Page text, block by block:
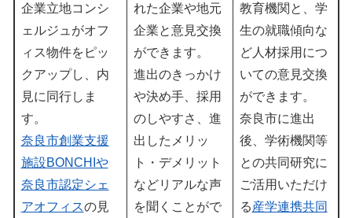
企業立地コンシ
ェルジュがオフ
ィス物件をピッ
クアップし、内
見に同行しま
す。
奈良市創業支援
施設BONCHIや
奈良市認定シェ
アオフィスの見
れた企業や地元
企業と意見交換
ができます。
進出のきっかけ
や決め手、採用
のしやすさ、進
出したメリッ
ト・デメリット
などリアルな声
を聞くことがで
教育機関と、学
生の就職傾向な
ど人材採用につ
いての意見交換
ができます。
奈良市に進出
後、学術機関等
との共同研究に
ご活用いただけ
る産学連携共同